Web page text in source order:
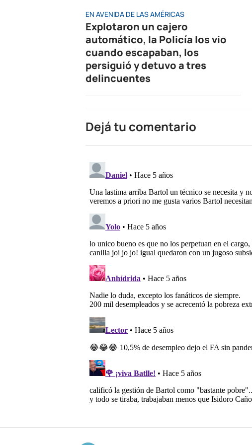
EN AVENIDA DE LAS AMÉRICAS
Explotaron un cajero
automático, la Policía los vio
cuando escapaban, los
persiguió y detuvo a tres
delincuentes
Dejá tu comentario